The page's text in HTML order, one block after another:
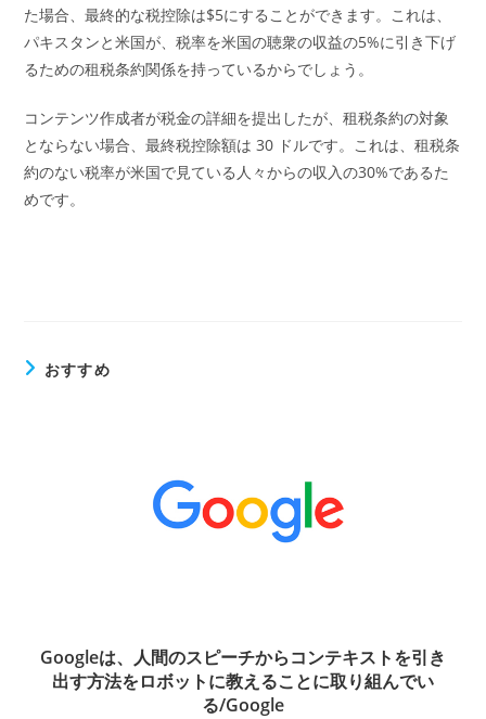
た場合、最終的な税控除は$5にすることができます。これは、
パキスタンと米国が、税率を米国の聴衆の収益の5%に引き下げ
るための租税条約関係を持っているからでしょう。
コンテンツ作成者が税金の詳細を提出したが、租税条約の対象
とならない場合、最終税控除額は 30 ドルです。これは、租税条
約のない税率が米国で見ている人々からの収入の30%であるた
めです。
おすすめ
Googleは、人間のスピーチからコンテキストを引き
出す方法をロボットに教えることに取り組んでい
る/Google